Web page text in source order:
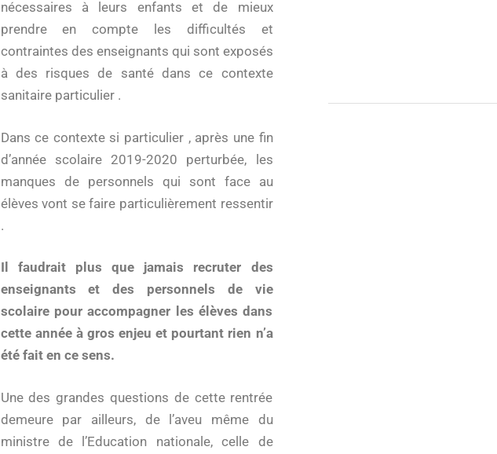
nécessaires à leurs enfants et de mieux
prendre en compte les difficultés et
contraintes des enseignants qui sont exposés
à des risques de santé dans ce contexte
sanitaire particulier .
Dans ce contexte si particulier , après une fin
d’année scolaire 2019-2020 perturbée, les
manques de personnels qui sont face au
élèves vont se faire particulièrement ressentir
.
Il faudrait plus que jamais recruter des
enseignants et des personnels de vie
scolaire pour accompagner les élèves dans
cette année à gros enjeu et pourtant rien n’a
été fait en ce sens.
Une des grandes questions de cette rentrée
demeure par ailleurs, de l’aveu même du
ministre de l’Education nationale, celle de